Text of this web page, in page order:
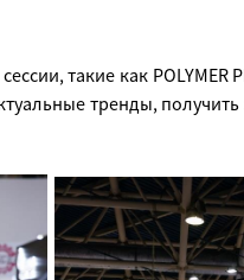
такие как POLYMER
тренды,